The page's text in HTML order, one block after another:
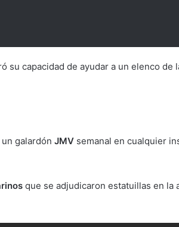
su capacidad de ayudar a un elenco de
galardón JMV semanal en cualquier
que se adjudicaron estatuillas en la